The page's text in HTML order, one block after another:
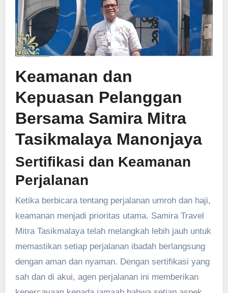
Keamanan dan
Kepuasan Pelanggan
Bersama Samira Mitra
Tasikmalaya Manonjaya
Sertifikasi dan Keamanan
Perjalanan
Ketika berbicara tentang perjalanan umroh dan haji,
keamanan menjadi prioritas utama. Samira Travel
Mitra Tasikmalaya telah melangkah lebih jauh untuk
memastikan setiap perjalanan ibadah berlangsung
dengan aman dan nyaman. Dengan sertifikasi yang
sah dan di akui, agen perjalanan ini memberikan